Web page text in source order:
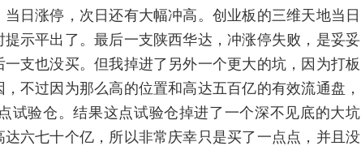
日涨停，次日还有大幅冲高。创业板的三维天地当日
示平出了。最后一支陕西华达，冲涨停失败，是妥妥
支也没买。但我掉进了另外一个更大的坑，因为打板
不过因为那么高的位置和高达五百亿的有效流通盘，
试验仓。结果这点试验仓掉进了一个深不见底的大坑
六七十个亿，所以非常庆幸只是买了一点点，并且没